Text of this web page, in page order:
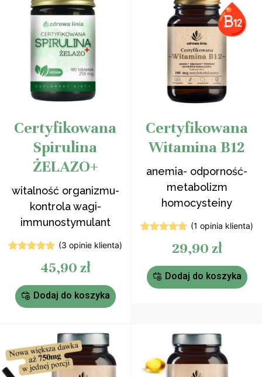
Certyfikowana
Spirulina
ŻELAZO+
witalność organizmu-
kontrola wagi-
immunostymulant
na 5
podstawie
ocen
klientów
(3 opinie klienta)
45,90 zł
Dodaj do koszyka
Certyfikowana
Witamina B12
anemia- odporność-
metabolizm
homocysteiny
na 5
podstawie
oceny
klienta
(1 opinia klienta)
29,90 zł
Dodaj do koszyka